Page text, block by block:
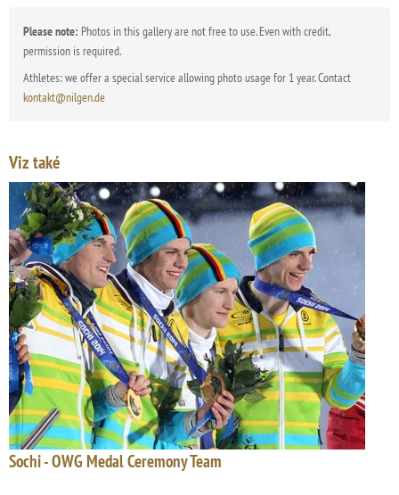
Please note: Photos in this gallery are not free to use. Even with credit,
permission is required.
Athletes: we offer a special service allowing photo usage for 1 year. Contact
kontakt@nilgen.de
Viz také
Sochi - OWG Medal Ceremony Team